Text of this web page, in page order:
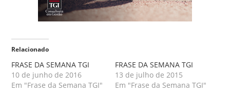
Relacionado
FRASE DA SEMANA TGI
10 de junho de 2016
Em "Frase da Semana TGI"
FRASE DA SEMANA TGI
13 de julho de 2015
Em "Frase da Semana TGI"